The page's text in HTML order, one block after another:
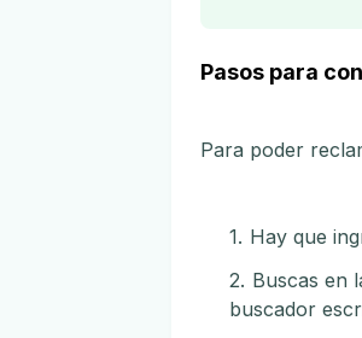
Pasos para
Para poder
Hay que
Buscas en
buscador